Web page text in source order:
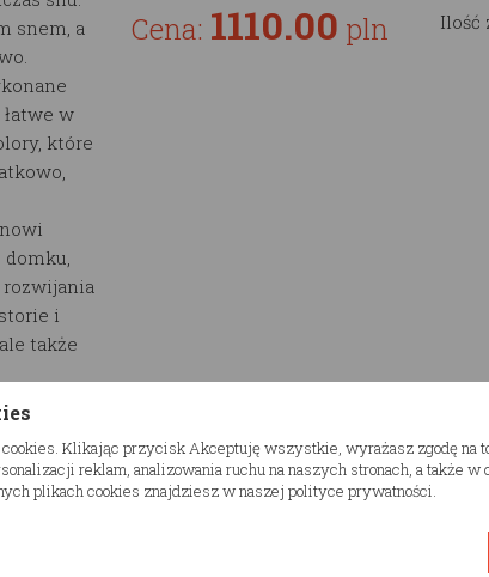
snem, a
w
które
i
także
Cena: 1110.00 pln Ilość
Klikając przycisk Akceptuję wszystkie, wyrażasz zgodę na
reklam, analizowania ruchu na naszych stronach, a także
plikach cookies znajdziesz w naszej polityce prywatności.